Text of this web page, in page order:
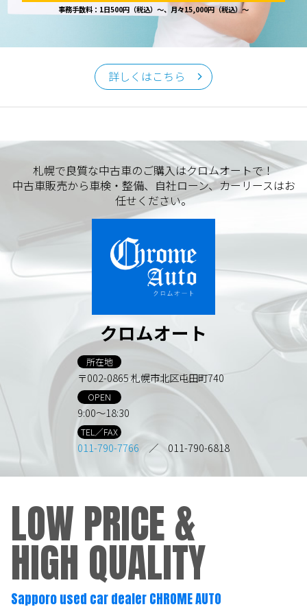
当社の「個人情報の取扱い」に関するお問い合わせは、下記
クロムオート
〒002-0865 札幌市北区屯田町740
TEL／011-790-7766FAX／011-790-6818
E-mail：info@chromeauto.co.jp
事務手数料：1日500円（税込）～、月々15,000円（税込）～
詳しくはこちら
札幌で良質な中古車のご購入はクロムオートで！
中古車販売から車検・整備、自社ローン、カーリースはお
任せください。
クロムオート
所在地
〒002-0865 札幌市北区屯田町740
OPEN
9:00～18:30
TEL／FAX
011-790-7766 ／ 011-790-6818
LOW PRICE &
HIGH QUALITY
Sapporo used car dealer CHROME AUTO